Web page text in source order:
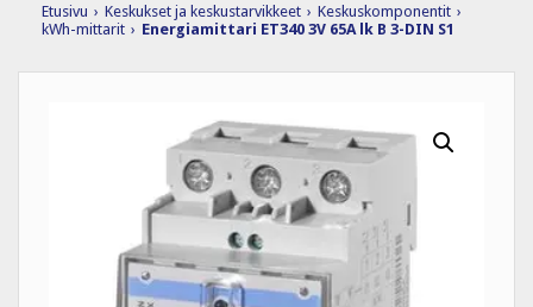
Etusivu › Keskukset ja keskustarvikkeet › Keskuskomponentit ›
kWh-mittarit › Energiamittari ET340 3V 65A lk B 3-DIN S1